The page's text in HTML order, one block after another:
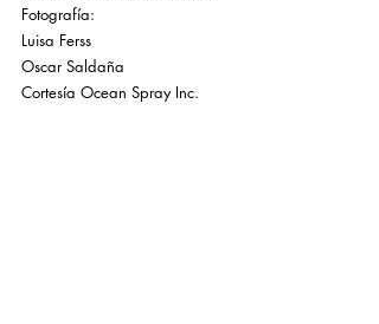
Fotografía:
Luisa Ferss
Oscar Saldaña
Cortesía Ocean Spray Inc.